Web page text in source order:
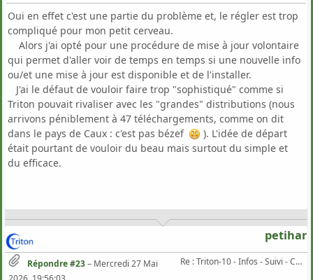
Oui en effet c'est une partie du problème et, le régler est trop
compliqué pour mon petit cerveau.
Alors j'ai opté pour une procédure de mise à jour volontaire
qui permet d'aller voir de temps en temps si une nouvelle info
ou/et une mise à jour est disponible et de l'installer.
J'ai le défaut de vouloir faire trop "sophistiqué" comme si
Triton pouvait rivaliser avec les "grandes" distributions (nous
arrivons péniblement à 47 téléchargements, comme on dit
dans le pays de Caux : c'est pas bézef
). L'idée de départ
était pourtant de vouloir du beau mais surtout du simple et
du efficace.
petihar
Re : Triton-10 - Infos - Suivi - Corrections...
Répondre #23– Mercredi 27 Mai